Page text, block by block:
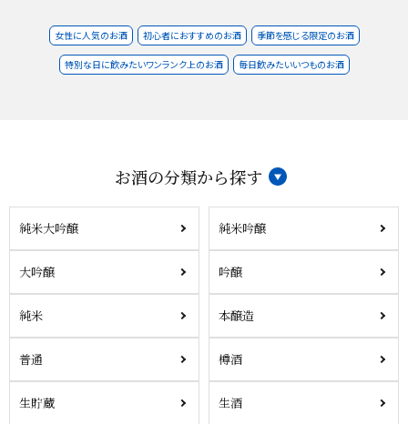
女性に人気のお酒 初心者におすすめのお酒 季節を感じる限定のお酒
特別な日に飲みたいワンランク上のお酒 毎日飲みたいいつものお酒
お酒の分類から探す
純米大吟醸 純米吟醸
大吟醸 吟醸
純米 本醸造
普通 樽酒
生貯蔵 生酒